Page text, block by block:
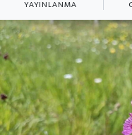
YAYINLANMA
Haber Arşivi